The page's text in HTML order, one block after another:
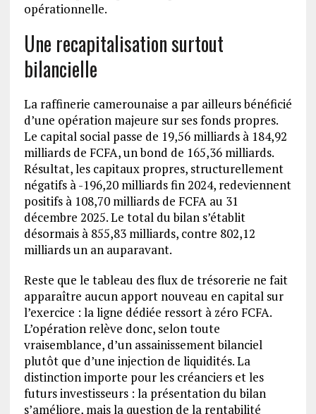
opérationnelle.
Une recapitalisation surtout
bilancielle
La raffinerie camerounaise a par ailleurs bénéficié
d’une opération majeure sur ses fonds propres.
Le capital social passe de 19,56 milliards à 184,92
milliards de FCFA, un bond de 165,36 milliards.
Résultat, les capitaux propres, structurellement
négatifs à -196,20 milliards fin 2024, redeviennent
positifs à 108,70 milliards de FCFA au 31
décembre 2025. Le total du bilan s’établit
désormais à 855,83 milliards, contre 802,12
milliards un an auparavant.
Reste que le tableau des flux de trésorerie ne fait
apparaître aucun apport nouveau en capital sur
l’exercice : la ligne dédiée ressort à zéro FCFA.
L’opération relève donc, selon toute
vraisemblance, d’un assainissement bilanciel
plutôt que d’une injection de liquidités. La
distinction importe pour les créanciers et les
futurs investisseurs : la présentation du bilan
s’améliore, mais la question de la rentabilité